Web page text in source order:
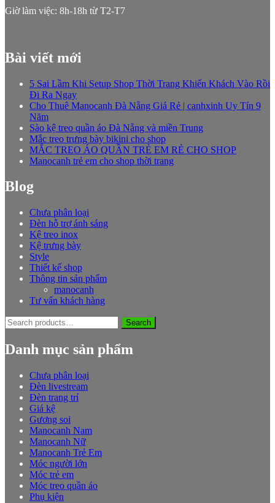
Giờ làm việc: 8h-18h từ T2-T7
Bài viết mới
5 Sai Lầm Khi Setup Shop Thời Trang Khiến Khách Vào Rồi
Đi Ra Ngay
Cho Thuê Manocanh Đà Nẵng Giá Rẻ | canhxinh Uy Tín 9
Năm
Sào kệ treo quần áo Đà Nẵng và miền Trung
Mắc treo trưng bày bikini cho shop
MẮC TREO ÁO QUẦN TRẺ EM RẺ CHO SHOP
Manocanh trẻ em cho shop thời trang
Blog
Chưa phân loại
Đèn hỗ trợ ánh sáng
Kệ treo inox
Kệ trưng bày
Style
Thiết kế shop
Thông tin sản phẩm
manocanh
Tư vấn khách hàng
Search
for:
Search
Danh mục sản phẩm
Chưa phân loại
Đèn livestream
Đèn trang trí
Giá kệ
Gương soi
Manocanh Nam
Manocanh Nữ
Manocanh Trẻ Em
Móc người lớn
Móc trẻ em
Móc treo quần áo
Phụ kiện